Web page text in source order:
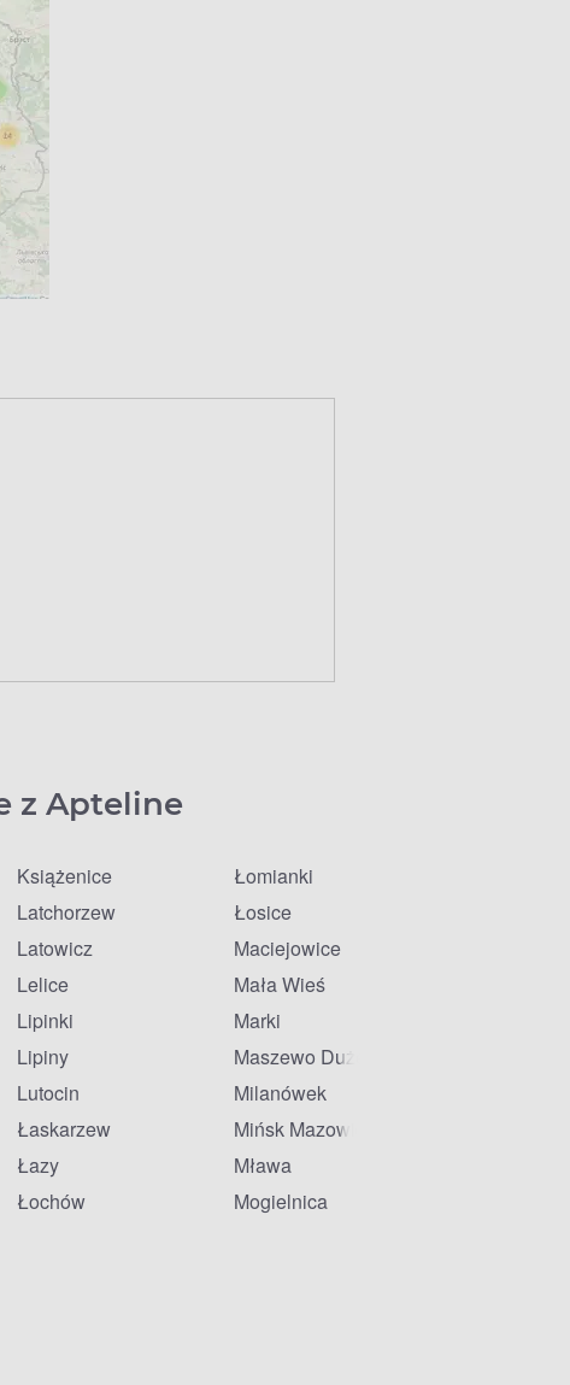
z Apteline
Książenice
Latchorzew
Latowicz
Lelice
Lipinki
Lipiny
Lutocin
Łaskarzew
Łazy
Łochów
Łomianki
Łosice
Maciejowice
Mała Wieś
Marki
Maszewo Duże
Milanówek
Mińsk Mazowiecki
Mława
Mogielnica